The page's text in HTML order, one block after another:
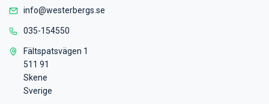
info@westerbergs.se
035-154550
Fältspatsvägen 1
511 91
Skene
Sverige